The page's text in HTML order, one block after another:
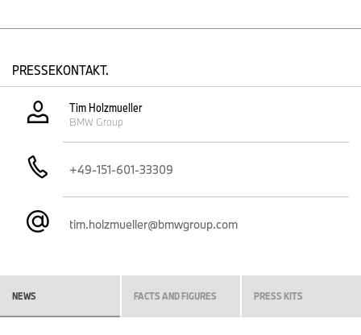
PRESSEKONTAKT.
Tim Holzmueller
BMW Group
+49-151-601-33309
tim.holzmueller@bmwgroup.com
NEWS FACTS AND FIGURES PRESS KITS